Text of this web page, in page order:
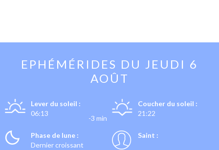
EPHÉMÉRIDES DU JEUDI 6
AOÛT
Lever du soleil :
06:13
-3 min
Coucher du soleil :
21:22
Phase de lune :
Dernier croissant
Saint :